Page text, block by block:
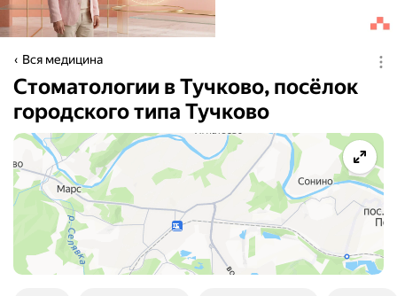
Вся медицина
Стоматологии в Тучково, посёлок
городского типа Тучково